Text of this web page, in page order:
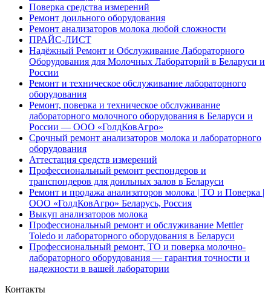
Поверка средства измерений
Ремонт доильного оборудования
Ремонт анализаторов молока любой сложности
ПРАЙС-ЛИСТ
Надёжный Ремонт и Обслуживание Лабораторного
Оборудования для Молочных Лабораторий в Беларуси и
России
Ремонт и техническое обслуживание лабораторного
оборудования
Ремонт, поверка и техническое обслуживание
лабораторного молочного оборудования в Беларуси и
России — ООО «ГолдКовАгро»
Срочный ремонт анализаторов молока и лабораторного
оборудования
Аттестация средств измерений
Профессиональный ремонт респондеров и
транспондеров для доильных залов в Беларуси
Ремонт и продажа анализаторов молока | ТО и Поверка |
ООО «ГолдКовАгро» Беларусь, Россия
Выкуп анализаторов молока
Профессиональный ремонт и обслуживание Mettler
Toledo и лабораторного оборудования в Беларуси
Профессиональный ремонт, ТО и поверка молочно-
лабораторного оборудования — гарантия точности и
надежности в вашей лаборатории
Контакты